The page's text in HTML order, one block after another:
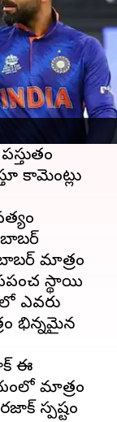
ఆజం
కోహ్లీ
కామెంట్లు
బాబర్
మాత్రం
స్థాయి
ఎవరు
భిన్నమైన
ఈ
మాత్రం
స్పష్టం